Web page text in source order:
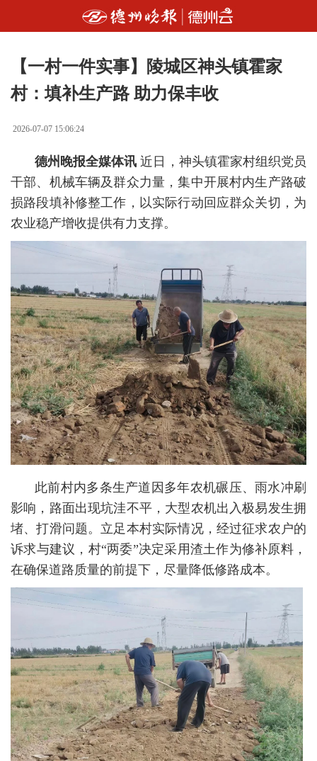
【一村一件实事】陵城区神头镇霍家
村：填补生产路 助力保丰收
2026-07-07 15:06:24
德州晚报全媒体讯 近日，神头镇霍家村组织党员
干部、机械车辆及群众力量，集中开展村内生产路破
损路段填补修整工作，以实际行动回应群众关切，为
农业稳产增收提供有力支撑。
此前村内多条生产道因多年农机碾压、雨水冲刷
影响，路面出现坑洼不平，大型农机出入极易发生拥
堵、打滑问题。立足本村实际情况，经过征求农户的
诉求与建议，村“两委”决定采用渣土作为修补原料，
在确保道路质量的前提下，尽量降低修路成本。